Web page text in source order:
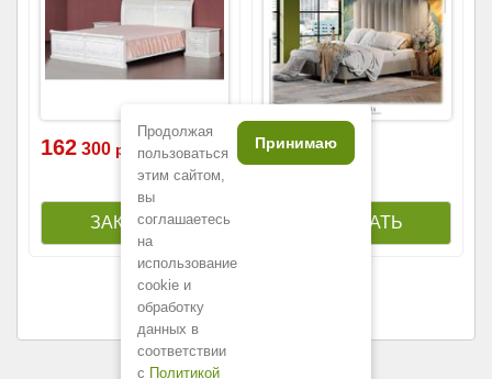
162 300 р. 64 000р.
Продолжая
пользоваться
этим сайтом,
вы
соглашаетесь
на
использование
cookie и
обработку
данных в
соответствии
с Политикой
Принимаю